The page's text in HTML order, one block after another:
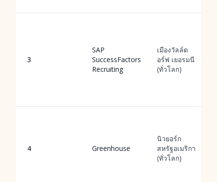
3
SAP
SuccessFactors
Recruiting
เมืองวัลล์ด
อร์ฟ เยอรมนี
(ทั่วโลก)
4 Greenhouse
นิวยอร์ก
สหรัฐอเมริกา
(ทั่วโลก)